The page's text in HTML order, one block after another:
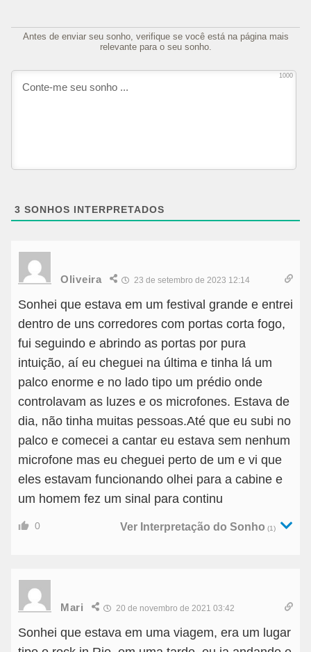
Antes de enviar seu sonho, verifique se você está na página mais
relevante para o seu sonho.
1000
3 SONHOS INTERPRETADOS
Oliveira 23 de setembro de 2023 12:14
Sonhei que estava em um festival grande e entrei
dentro de uns corredores com portas corta fogo,
fui seguindo e abrindo as portas por pura
intuição, aí eu cheguei na última e tinha lá um
palco enorme e no lado tipo um prédio onde
controlavam as luzes e os microfones. Estava de
dia, não tinha muitas pessoas.Até que eu subi no
palco e comecei a cantar eu estava sem nenhum
microfone mas eu cheguei perto de um e vi que
eles estavam funcionando olhei para a cabine e
um homem fez um sinal para continu
0 Ver Interpretação do Sonho (1)
Mari 20 de novembro de 2021 03:42
Sonhei que estava em uma viagem, era um lugar